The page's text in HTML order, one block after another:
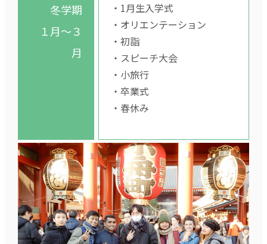
冬学期
１月～３
月
・1月生入学式
・オリエンテーション
・初詣
・スピーチ大会
・小旅行
・卒業式
・春休み